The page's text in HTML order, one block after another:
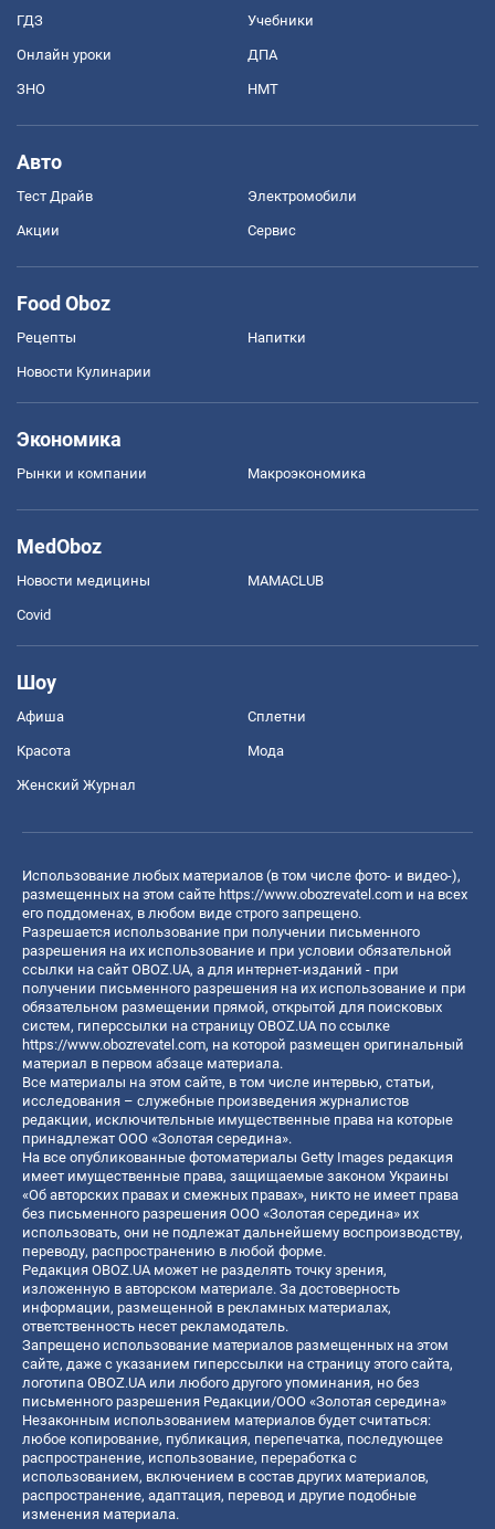
ГДЗ Учебники
Онлайн уроки ДПА
ЗНО НМТ
Авто
Тест Драйв Электромобили
Акции Сервис
Food Oboz
Рецепты Напитки
Новости Кулинарии
Экономика
Рынки и компании Mакроэкономика
MedOboz
Новости медицины MAMACLUB
Covid
Шоу
Афиша Сплетни
Красота Мода
Женский Журнал
Использование любых материалов (в том числе фото- и видео-),
размещенных на этом сайте https://www.obozrevatel.com и на всех
его поддоменах, в любом виде строго запрещено.
Разрешается использование при получении письменного
разрешения на их использование и при условии обязательной
ссылки на сайт OBOZ.UA, а для интернет-изданий - при
получении письменного разрешения на их использование и при
обязательном размещении прямой, открытой для поисковых
систем, гиперссылки на страницу OBOZ.UA по ссылке
https://www.obozrevatel.com, на которой размещен оригинальный
материал в первом абзаце материала.
Все материалы на этом сайте, в том числе интервью, статьи,
исследования – служебные произведения журналистов
редакции, исключительные имущественные права на которые
принадлежат ООО «Золотая середина».
На все опубликованные фотоматериалы Getty Images редакция
имеет имущественные права, защищаемые законом Украины
«Об авторских правах и смежных правах», никто не имеет права
без письменного разрешения ООО «Золотая середина» их
использовать, они не подлежат дальнейшему воспроизводству,
переводу, распространению в любой форме.
Редакция OBOZ.UA может не разделять точку зрения,
изложенную в авторском материале. За достоверность
информации, размещенной в рекламных материалах,
ответственность несет рекламодатель.
Запрещено использование материалов размещенных на этом
сайте, даже с указанием гиперссылки на страницу этого сайта,
логотипа OBOZ.UA или любого другого упоминания, но без
письменного разрешения Редакции/ООО «Золотая середина»
Незаконным использованием материалов будет считаться:
любое копирование, публикация, перепечатка, последующее
распространение, использование, переработка с
использованием, включением в состав других материалов,
распространение, адаптация, перевод и другие подобные
изменения материала.